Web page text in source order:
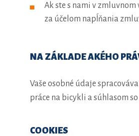
Ak ste s nami v
za účelom napĺňania
NA ZÁKLADE AKÉHO
Vaše osobné údaje
práce na bicykli a súhlasom
COOKIES